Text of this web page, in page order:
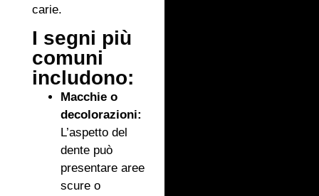
carie.
I segni più
comuni
includono:
Macchie o
decolorazioni:
L’aspetto del
dente può
presentare aree
scure o